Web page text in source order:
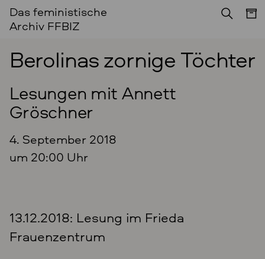
Das feministische
Archiv FFBIZ
Berolinas zornige Töchter
Lesungen mit Annett
Gröschner
4. September 2018
um 20:00 Uhr
13.12.2018: Lesung im Frieda
Frauenzentrum